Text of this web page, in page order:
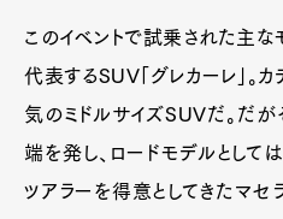
このイベントで試乗された主な
代表するSUV「グレカーレ」。
気のミドルサイズSUVだ。だ
端を発し、ロードモデルとして
ツアラーを得意としてきたマセ